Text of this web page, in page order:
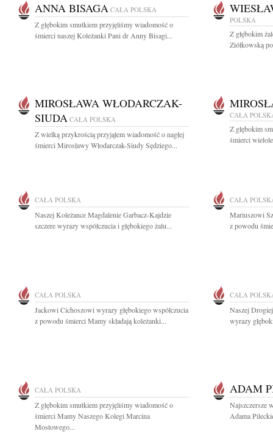
ANNA BISAGA CAŁA POLSKA
Z głębokim smutkiem przyjęliśmy wiadomość o
śmierci naszej Koleżanki Pani dr Anny Bisagi...
POLSKA
Z głębokim
Ziółkowską
MIROSŁAWA WŁODARCZAK-
SIUDA CAŁA POLSKA
Z wielką przykrością przyjąłem wiadomość o nagłej
śmierci Mirosławy Włodarczak-Siudy Sędziego...
CAŁA
Z głębokim
śmierci
CAŁA POLSKA
Naszej Koleżance Magdalenie Garbacz-Kajdzie
szczere wyrazy współczucia i głębokiego żalu...
CAŁA
Mariuszowi
z powodu
CAŁA POLSKA
Jackowi Cichoszowi wyrazy głębokiego współczucia
z powodu śmierci Mamy składają koleżanki...
CAŁA
Naszej
wyrazy
CAŁA POLSKA
Z głębokim smutkiem przyjęliśmy wiadomość o
śmierci Mamy Naszego Kolegi Marcina
Mostowego...
ADAM
Najszczersze
Adama